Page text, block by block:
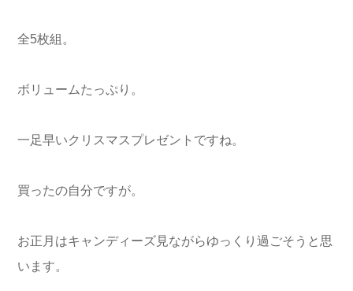
全5枚組。
ボリュームたっぷり。
一足早いクリスマスプレゼントですね。
買ったの自分ですが。
お正月はキャンディーズ見ながらゆっくり過ごそうと思
います。